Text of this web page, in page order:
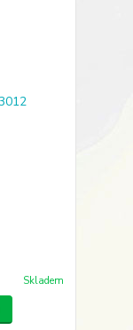
Skladem